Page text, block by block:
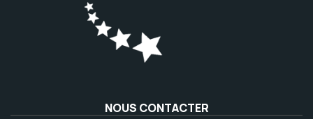
NOUS CONTACTER